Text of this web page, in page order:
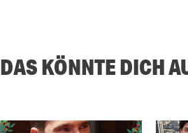
DAS KÖNNTE DICH